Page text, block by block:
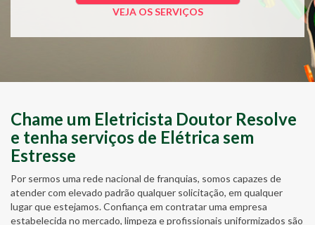
VEJA OS SERVIÇOS
Chame um Eletricista Doutor Resolve
e tenha serviços de Elétrica sem
Estresse
Por sermos uma rede nacional de franquias, somos capazes de
atender com elevado padrão qualquer solicitação, em qualquer
lugar que estejamos. Confiança em contratar uma empresa
estabelecida no mercado, limpeza e profissionais uniformizados são